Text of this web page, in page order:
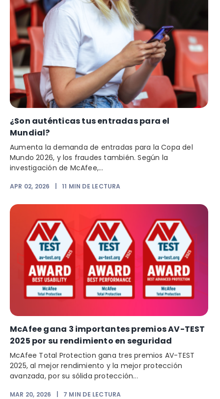
¿Son auténticas tus entradas para el
Mundial?
Aumenta la demanda de entradas para la Copa del
Mundo 2026, y los fraudes también. Según la
investigación de McAfee,...
APR 02, 2026 |11 MIN DE LECTURA
McAfee gana 3 importantes premios AV-TEST
2025 por su rendimiento en seguridad
McAfee Total Protection gana tres premios AV-TEST
2025, al mejor rendimiento y la mejor protección
avanzada, por su sólida protección...
MAR 20, 2026 7 MIN DE LECTURA